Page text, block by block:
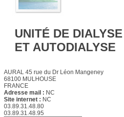
UNITÉ DE
ET AUTODIALYSE
AURAL 45 rue du Dr Léon Mangeney
68100 MULHOUSE
FRANCE
Adresse mail : NC
Site internet : NC
03.89.31.48.80
03.89.31.48.95